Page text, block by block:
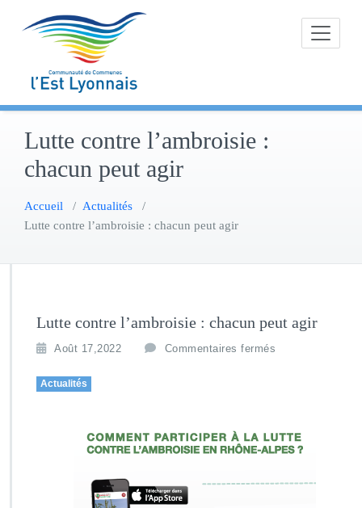
Lutte contre l’ambroisie :
chacun peut agir
Accueil / Actualités /
Lutte contre l’ambroisie : chacun peut agir
Lutte contre l’ambroisie : chacun peut agir
Août 17,2022 Commentaires fermés
Actualités